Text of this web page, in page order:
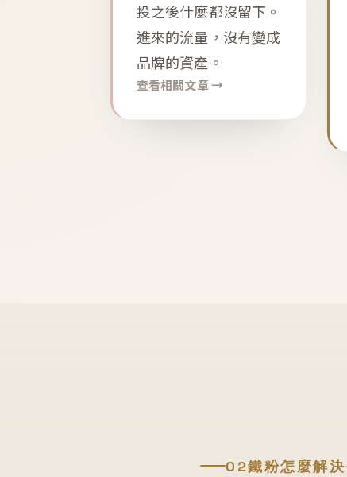
投之後什麼都沒留下。
進來的流量，沒有變成
品牌的資產。
查看相關文章 →
02鐵粉怎麼解決